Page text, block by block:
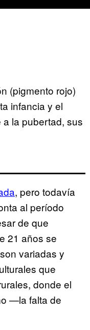
(pigmento rojo)
infancia y el
la pubertad, sus
, pero todavía
al período
de que
21 años se
variadas y
que
donde el
—la falta de